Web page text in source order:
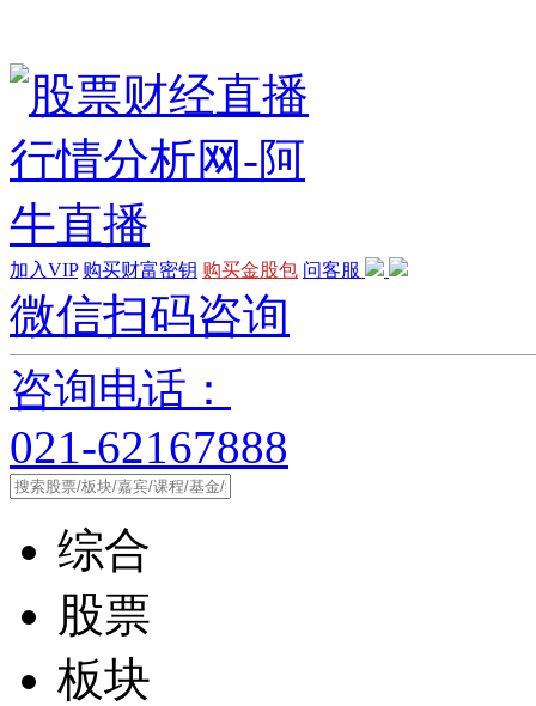
加入VIP 购买财富密钥 购买金股包 问客服
微信扫码咨询
咨询电话：
021-62167888
综合
股票
板块